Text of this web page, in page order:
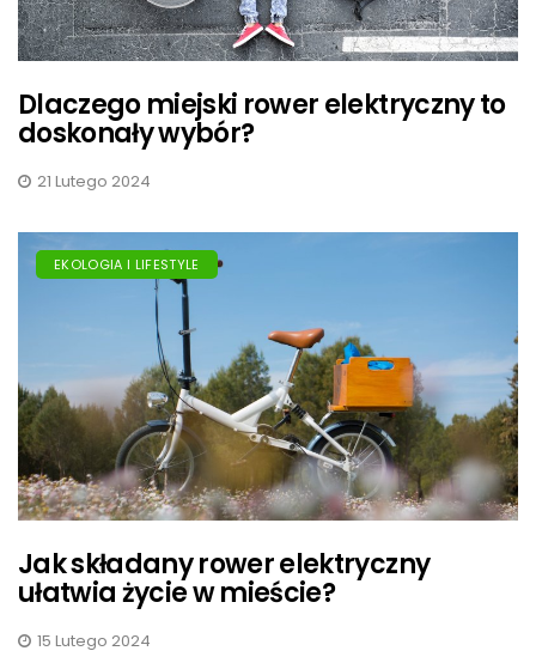
Dlaczego miejski rower elektryczny to
doskonały wybór?
21 Lutego 2024
EKOLOGIA I LIFESTYLE
Jak składany rower elektryczny
ułatwia życie w mieście?
15 Lutego 2024